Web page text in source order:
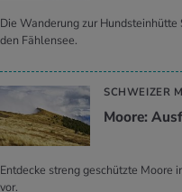
Die Wanderung zur
den Fählensee.
SCHWEIZER
Moore:
Entdecke streng geschützte Moore
vor.